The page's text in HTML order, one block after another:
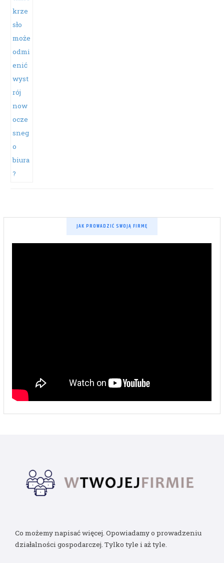
JAK PROWADZIĆ SWOJĄ FIRMĘ
Co możemy napisać więcej. Opowiadamy o prowadzeniu
działalności gospodarczej. Tylko tyle i aż tyle.